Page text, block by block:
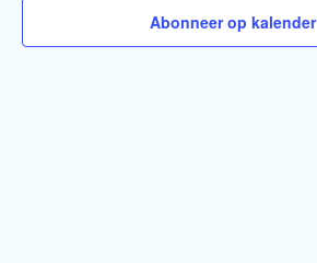
Abonneer op kalender